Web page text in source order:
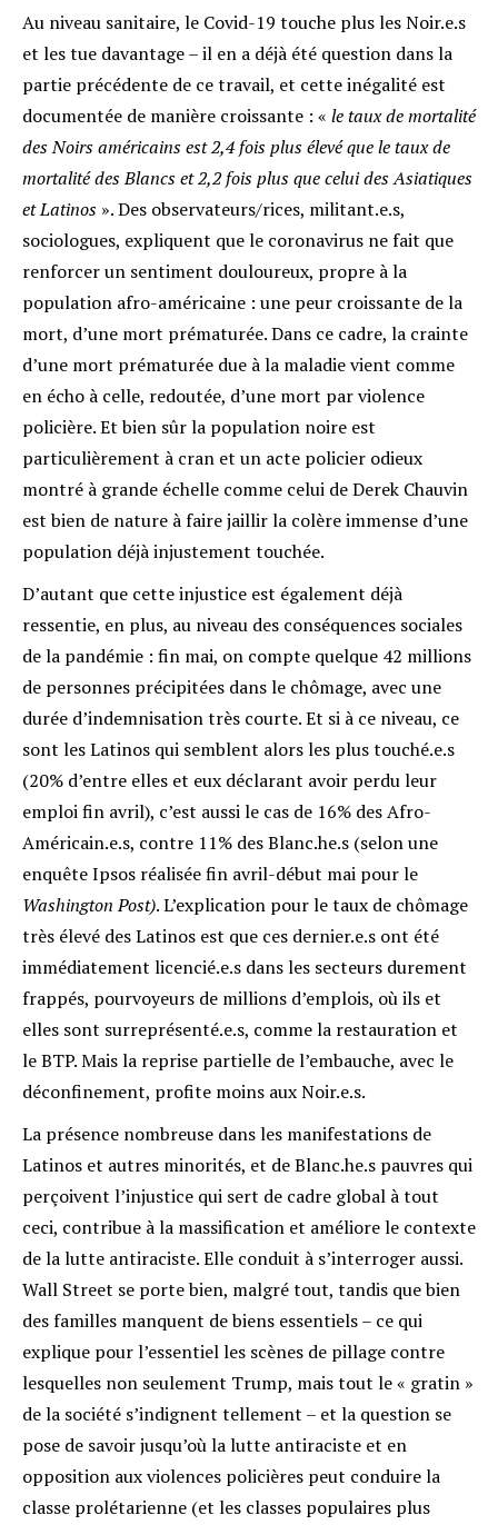
Au niveau sanitaire, le Covid-19 touche plus les Noir.e.s
et les tue davantage – il en a déjà été question dans la
partie précédente de ce travail, et cette inégalité est
documentée de manière croissante : « le taux de mortalité
des Noirs américains est 2,4 fois plus élevé que le taux de
mortalité des Blancs et 2,2 fois plus que celui des Asiatiques
et Latinos ». Des observateurs/rices, militant.e.s,
sociologues, expliquent que le coronavirus ne fait que
renforcer un sentiment douloureux, propre à la
population afro-américaine : une peur croissante de la
mort, d’une mort prématurée. Dans ce cadre, la crainte
d’une mort prématurée due à la maladie vient comme
en écho à celle, redoutée, d’une mort par violence
policière. Et bien sûr la population noire est
particulièrement à cran et un acte policier odieux
montré à grande échelle comme celui de Derek Chauvin
est bien de nature à faire jaillir la colère immense d’une
population déjà injustement touchée.
D’autant que cette injustice est également déjà
ressentie, en plus, au niveau des conséquences sociales
de la pandémie : fin mai, on compte quelque 42 millions
de personnes précipitées dans le chômage, avec une
durée d’indemnisation très courte. Et si à ce niveau, ce
sont les Latinos qui semblent alors les plus touché.e.s
(20% d’entre elles et eux déclarant avoir perdu leur
emploi fin avril), c’est aussi le cas de 16% des Afro-
Américain.e.s, contre 11% des Blanc.he.s (selon une
enquête Ipsos réalisée fin avril-début mai pour le
Washington Post). L’explication pour le taux de chômage
très élevé des Latinos est que ces dernier.e.s ont été
immédiatement licencié.e.s dans les secteurs durement
frappés, pourvoyeurs de millions d’emplois, où ils et
elles sont surreprésenté.e.s, comme la restauration et
le BTP. Mais la reprise partielle de l’embauche, avec le
déconfinement, profite moins aux Noir.e.s.
La présence nombreuse dans les manifestations de
Latinos et autres minorités, et de Blanc.he.s pauvres qui
perçoivent l’injustice qui sert de cadre global à tout
ceci, contribue à la massification et améliore le contexte
de la lutte antiraciste. Elle conduit à s’interroger aussi.
Wall Street se porte bien, malgré tout, tandis que bien
des familles manquent de biens essentiels – ce qui
explique pour l’essentiel les scènes de pillage contre
lesquelles non seulement Trump, mais tout le « gratin »
de la société s’indignent tellement – et la question se
pose de savoir jusqu’où la lutte antiraciste et en
opposition aux violences policières peut conduire la
classe prolétarienne (et les classes populaires plus